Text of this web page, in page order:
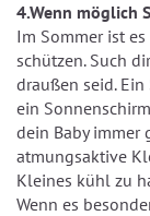
4.Wenn möglich
Im Sommer ist
schützen. Such
draußen seid.
ein
dein Baby immer
atmungsaktive
Kleines kühl zu
Wenn es